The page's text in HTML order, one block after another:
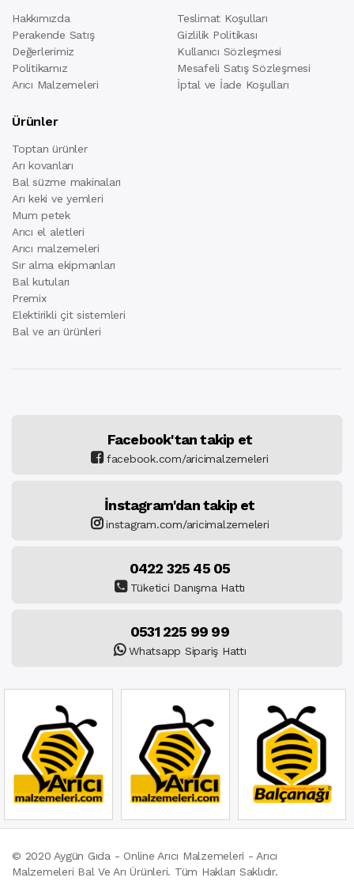
Hakkımızda
Perakende Satış
Değerlerimiz
Politikamız
Arıcı Malzemeleri
Teslimat Koşulları
Gizlilik Politikası
Kullanıcı Sözleşmesi
Mesafeli Satış Sözleşmesi
İptal ve İade Koşulları
Ürünler
Toptan ürünler
Arı kovanları
Bal süzme makinaları
Arı keki ve yemleri
Mum petek
Arıcı el aletleri
Arıcı malzemeleri
Sır alma ekipmanları
Bal kutuları
Premix
Elektirikli çit sistemleri
Bal ve arı ürünleri
Facebook'tan takip et
facebook.com/aricimalzemeleri
İnstagram'dan takip et
instagram.com/aricimalzemeleri
0422 325 45 05
Tüketici Danışma Hattı
0531 225 99 99
Whatsapp Sipariş Hattı
© 2020 Aygün Gıda - Online Arıcı Malzemeleri - Arıcı
Malzemeleri Bal Ve Arı Ürünleri. Tüm Hakları Saklıdır.